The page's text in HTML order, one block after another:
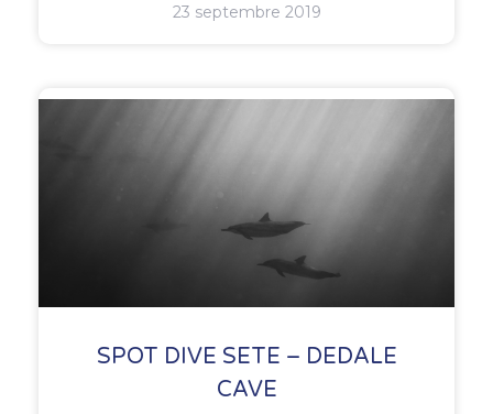
23 septembre 2019
SPOT DIVE SETE – DEDALE
CAVE